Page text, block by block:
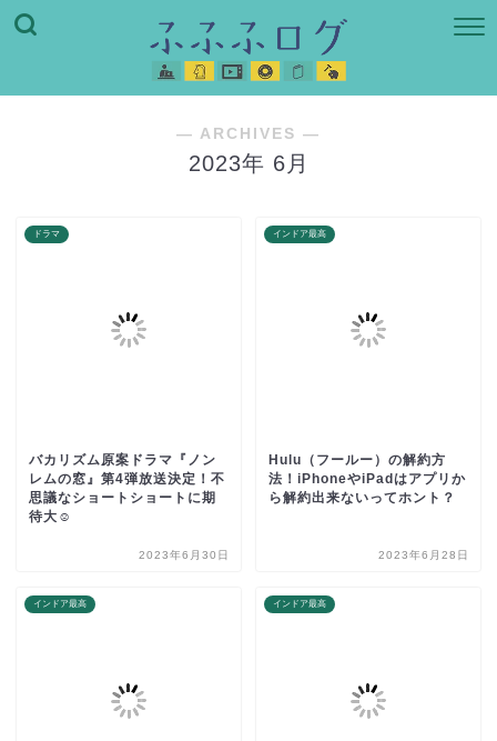
― ARCHIVES ―
2023年 6月
ドラマ
バカリズム原案ドラマ『ノン
レムの窓』第4弾放送決定！不
思議なショートショートに期
待大☺︎
2023年6月30日
インドア最高
Hulu（フールー）の解約方
法！iPhoneやiPadはアプリか
ら解約出来ないってホント？
2023年6月28日
インドア最高 インドア最高